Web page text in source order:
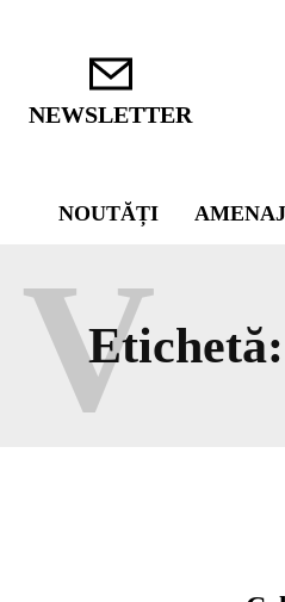
NEWSLETTER
NOUTĂȚI
Etichetă:
V